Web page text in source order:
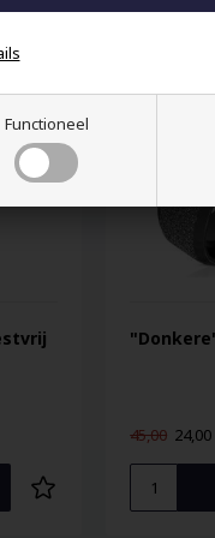
Functioneel
45,00 24,00